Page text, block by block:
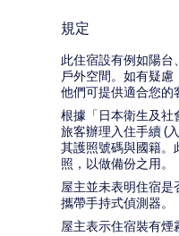
規定
此住宿設有例如陽
戶外空間。如有疑
他們可提供適合您的
根據「日本衛生及社
旅客辦理入住手續 (
其護照號碼與國籍。
照，以做備份之用。
屋主並未表明住宿
攜帶手持式偵測器。
屋主表示住宿裝有煙